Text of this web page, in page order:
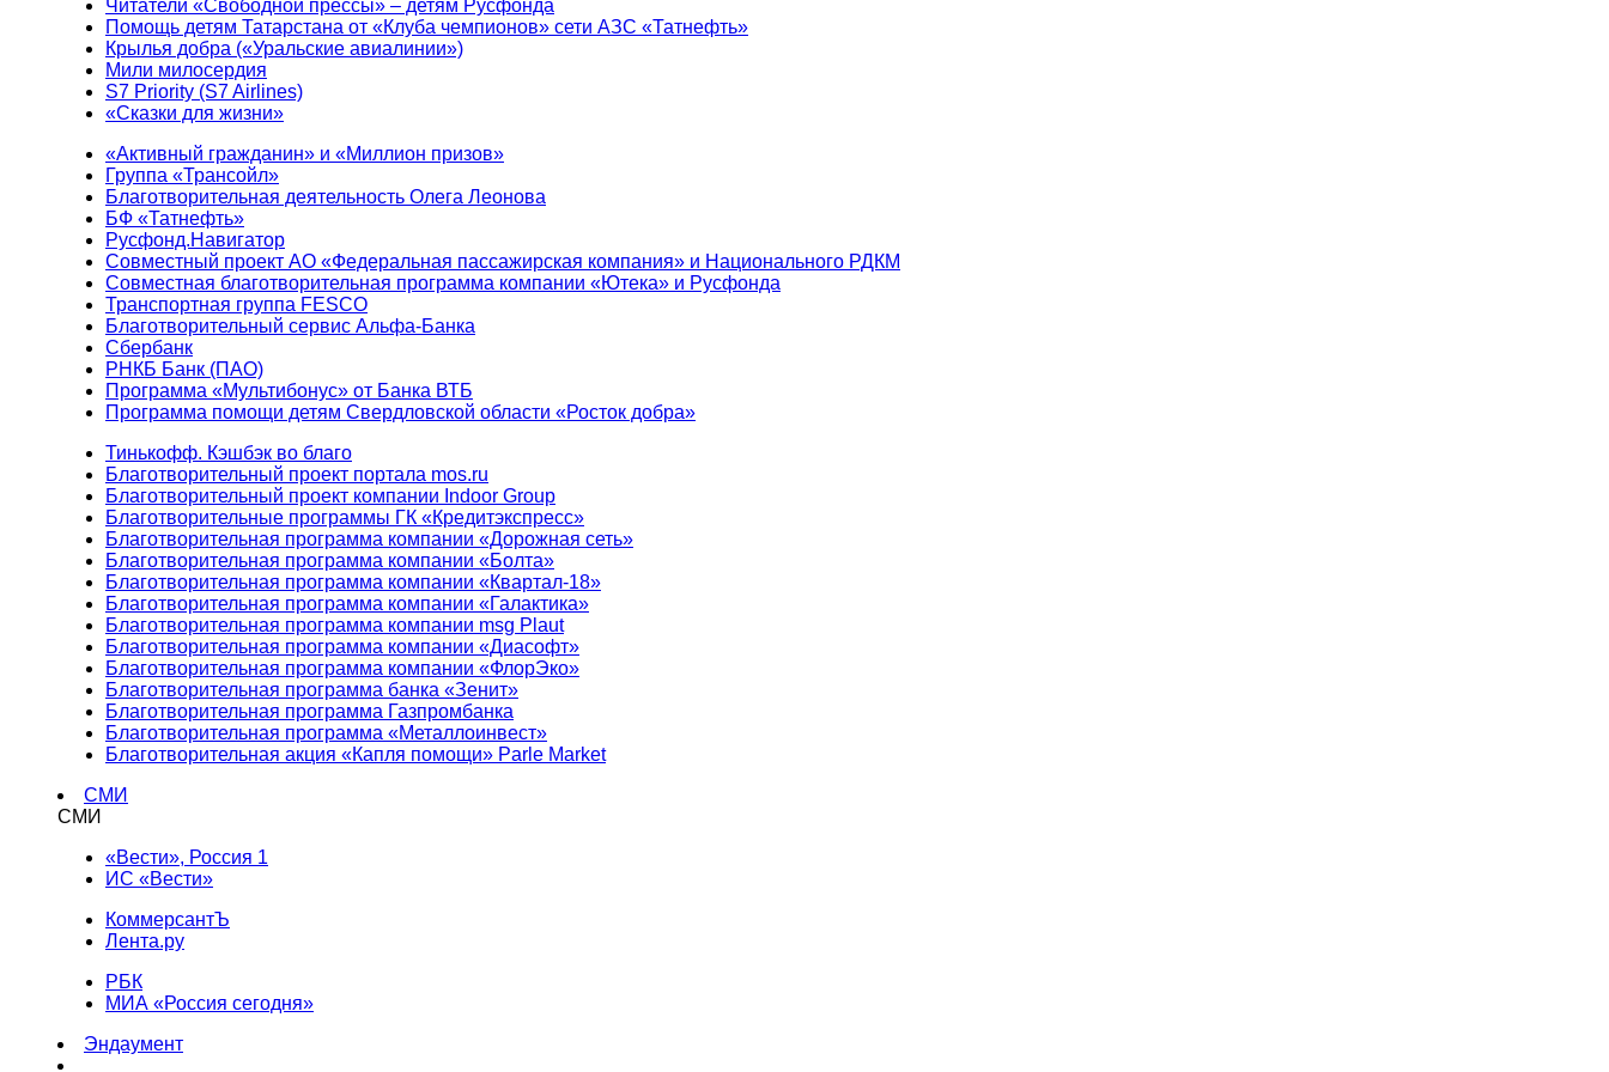
Читатели «Свободной прессы» – детям Русфонда
Помощь детям Татарстана от «Клуба чемпионов» сети АЗС «Татнефть»
Крылья добра («Уральские авиалинии»)
Мили милосердия
S7 Priority (S7 Airlines)
«Сказки для жизни»
«Активный гражданин» и «Миллион призов»
Группа «Трансойл»
Благотворительная деятельность Олега Леонова
БФ «Татнефть»
Русфонд.Навигатор
Совместный проект АО «Федеральная пассажирская компания» и Национального РДКМ
Совместная благотворительная программа компании «Ютека» и Русфонда
Транспортная группа FESCO
Благотворительный сервис Альфа-Банка
Сбербанк
РНКБ Банк (ПАО)
Программа «Мультибонус» от Банка ВТБ
Программа помощи детям Свердловской области «Росток добра»
Тинькофф. Кэшбэк во благо
Благотворительный проект портала mos.ru
Благотворительный проект компании Indoor Group
Благотворительные программы ГК «Кредитэкспресс»
Благотворительная программа компании «Дорожная сеть»
Благотворительная программа компании «Болта»
Благотворительная программа компании «Квартал-18»
Благотворительная программа компании «Галактика»
Благотворительная программа компании msg Plaut
Благотворительная программа компании «Диасофт»
Благотворительная программа компании «ФлорЭко»
Благотворительная программа банка «Зенит»
Благотворительная программа Газпромбанка
Благотворительная программа «Металлоинвест»
Благотворительная акция «Капля помощи» Parle Market
СМИ
СМИ
«Вести», Россия 1
ИС «Вести»
КоммерсантЪ
Лента.ру
РБК
МИА «Россия сегодня»
Эндаумент